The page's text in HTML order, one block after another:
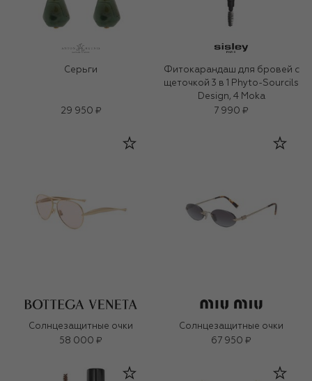
Серьги
29 950 ₽
Фитокарандаш для бровей с
щеточкой 3 в 1 Phyto-Sourcils
Design, 4 Moka
7 990 ₽
Солнцезащитные очки
58 000 ₽
Солнцезащитные очки
67 950 ₽